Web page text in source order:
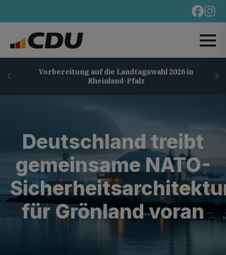
Vorbereitung auf die Landtagswahl 2026 in
Rheinland-Pfalz
Deutschland treibt
gemeinsame NATO-
für Grönland voran